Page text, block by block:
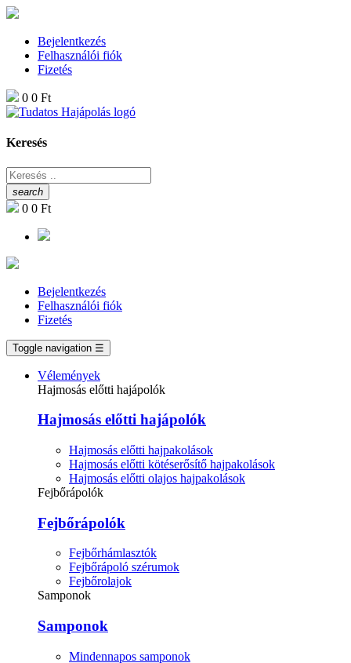
Bejelentkezés
Felhasználói fiók
Fizetés
0 0 Ft
Keresés
search
0 0 Ft
Bejelentkezés
Felhasználói fiók
Fizetés
Toggle navigation ☰
Vélemények
Hajmosás előtti hajápolók
Hajmosás előtti hajápolók
Hajmosás előtti hajpakolások
Hajmosás előtti kötéserősítő hajpakolások
Hajmosás előtti olajos hajpakolások
Fejbőrápolók
Fejbőrápolók
Fejbőrhámlasztók
Fejbőrápoló szérumok
Fejbőrolajok
Samponok
Samponok
Mindennapos samponok